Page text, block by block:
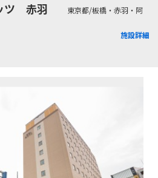
ツ 赤羽
東京都/板橋・赤羽・阿
施設詳細